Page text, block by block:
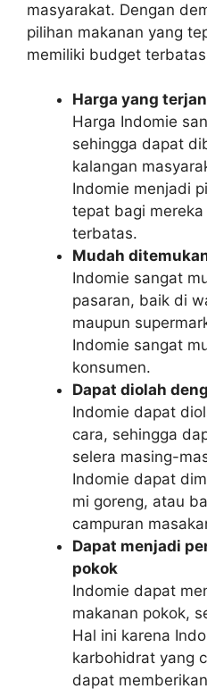
masyarakat. Dengan
pilihan makanan yang
memiliki budget
Harga yang
Harga Indomie
sehingga dapat
kalangan
Indomie menjadi
tepat bagi
terbatas.
Mudah
Indomie sangat
pasaran, baik di
maupun
Indomie sangat
konsumen.
Dapat diolah
Indomie dapat
cara, sehingga
selera masing-
Indomie dapat
mi goreng, atau
campuran
Dapat menjadi
pokok
Indomie dapat
makanan pokok,
Hal ini karena
karbohidrat yang
dapat